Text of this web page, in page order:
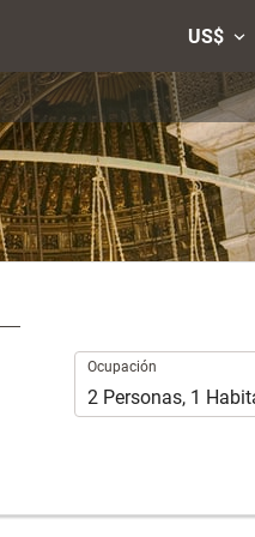
US$
Ocupación
Ocupación
2 Personas, 1